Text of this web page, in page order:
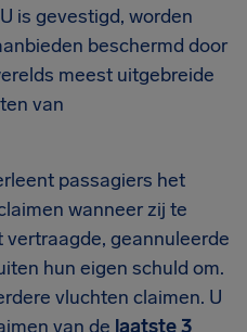
is gevestigd, worden
beschermd door
meest uitgebreide
van
passagiers het
wanneer zij te
geannuleerde
hun eigen schuld om.
vluchten claimen. U
van de laatste 3